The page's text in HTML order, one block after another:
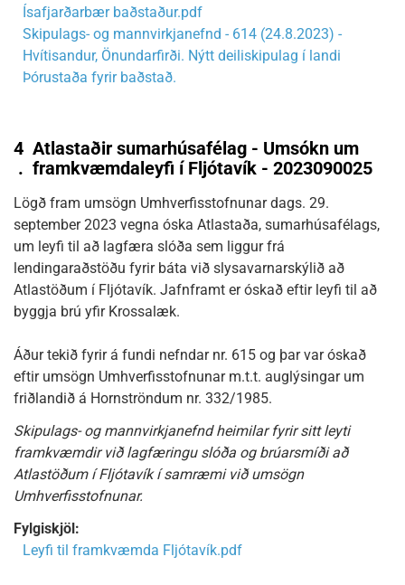
Ísafjarðarbær baðstaður.pdf
Skipulags- og mannvirkjanefnd - 614 (24.8.2023) -
Hvítisandur, Önundarfirði. Nýtt deiliskipulag í landi
Þórustaða fyrir baðstað.
4
.
Atlastaðir sumarhúsafélag - Umsókn um
framkvæmdaleyfi í Fljótavík - 2023090025
Lögð fram umsögn Umhverfisstofnunar dags. 29.
september 2023 vegna óska Atlastaða, sumarhúsafélags,
um leyfi til að lagfæra slóða sem liggur frá
lendingaraðstöðu fyrir báta við slysavarnarskýlið að
Atlastöðum í Fljótavík. Jafnframt er óskað eftir leyfi til að
byggja brú yfir Krossalæk.
Áður tekið fyrir á fundi nefndar nr. 615 og þar var óskað
eftir umsögn Umhverfisstofnunar m.t.t. auglýsingar um
friðlandið á Hornströndum nr. 332/1985.
Skipulags- og mannvirkjanefnd heimilar fyrir sitt leyti
framkvæmdir við lagfæringu slóða og brúarsmíði að
Atlastöðum í Fljótavík í samræmi við umsögn
Umhverfisstofnunar.
Fylgiskjöl:
Leyfi til framkvæmda Fljótavík.pdf